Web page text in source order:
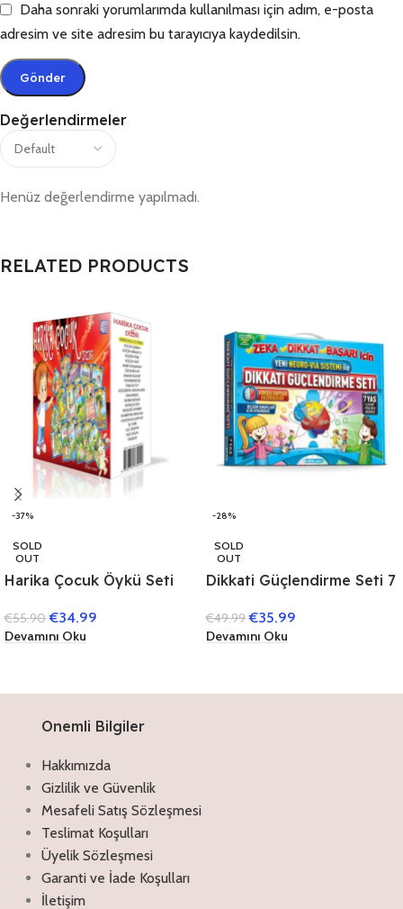
Değerlendirmeler
Henüz değerlendirme yapılmadı.
Daha sonraki yorumlarımda kullanılması için adım, e-posta
adresim ve site adresim bu tarayıcıya kaydedilsin.
RELATED PRODUCTS
-37%
SOLD
OUT
Harika Çocuk Öykü Seti
€55.90 €34.99
Devamını Oku
-28%
SOLD
OUT
Dikkati Güçlendirme Seti 7
€49.99 €35.99
Devamını Oku
Onemli Bilgiler
Hakkımızda
Gizlilik ve Güvenlik
Mesafeli Satış Sözleşmesi
Teslimat Koşulları
Üyelik Sözleşmesi
Garanti ve İade Koşulları
İletişim